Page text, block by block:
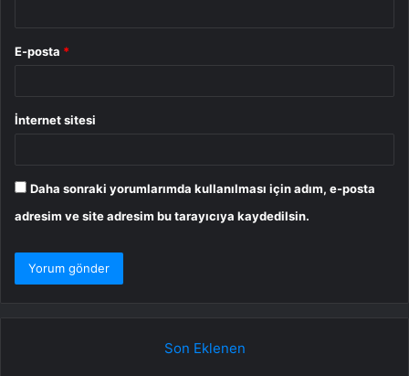
E-posta *
İnternet sitesi
Daha sonraki yorumlarımda kullanılması için adım, e-posta
adresim ve site adresim bu tarayıcıya kaydedilsin.
Son Eklenen